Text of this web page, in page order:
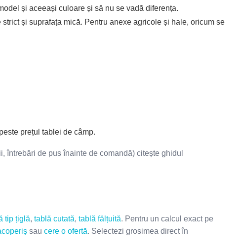
și aceeași culoare și să nu se vadă diferența.
și suprafața mică. Pentru anexe agricole și hale, oricum se
prețul tablei de câmp.
de pus înainte de comandă) citește ghidul
tip țiglă, tablă cutată, tablă fălțuită. Pentru un calcul exact pe
sau cere o ofertă. Selectezi grosimea direct în